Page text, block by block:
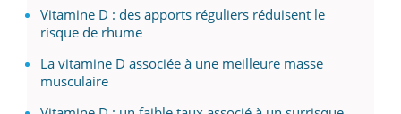
Vitamine D : des apports réguliers réduisent le
risque de rhume
La vitamine D associée à une meilleure masse
musculaire